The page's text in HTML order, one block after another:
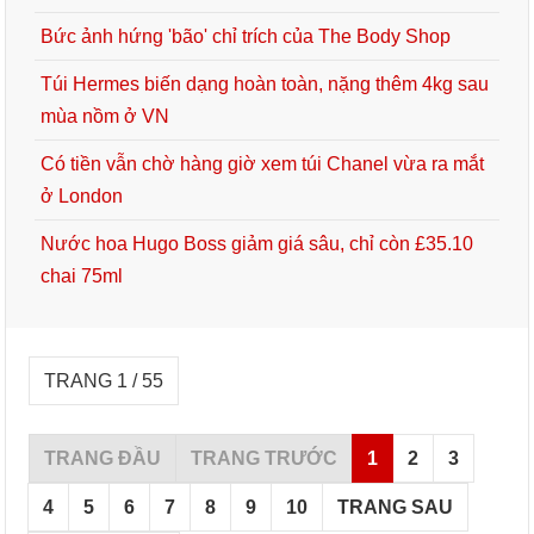
Bức ảnh hứng 'bão' chỉ trích của The Body Shop
Túi Hermes biến dạng hoàn toàn, nặng thêm 4kg sau
mùa nồm ở VN
Có tiền vẫn chờ hàng giờ xem túi Chanel vừa ra mắt
ở London
Nước hoa Hugo Boss giảm giá sâu, chỉ còn £35.10
chai 75ml
TRANG 1 / 55
TRANG ĐẦU TRANG TRƯỚC 1 2 3
4 5 6 7 8 9 10 TRANG SAU